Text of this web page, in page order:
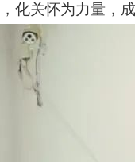
化关怀为力量，